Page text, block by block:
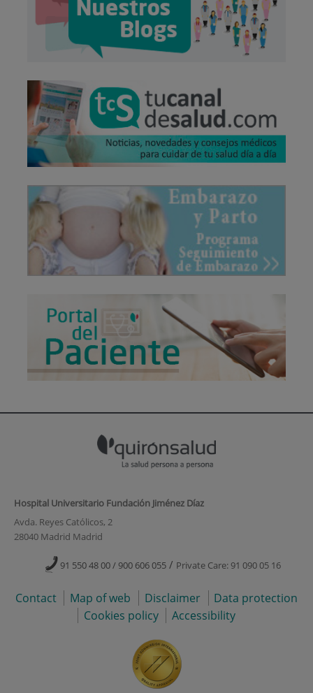
Hospital Universitario Fundación Jiménez Díaz
Avda. Reyes Católicos, 2
28040 Madrid Madrid
91 550 48 00 / 900 606 055 / Private Care: 91 090 05 16
Contact Map of web Disclaimer
Data protection
Cookies policy
Accessibility